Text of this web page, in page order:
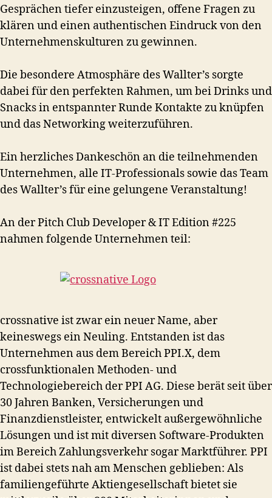
Gesprächen tiefer einzusteigen, offene Fragen zu
klären und einen authentischen Eindruck von den
Unternehmenskulturen zu gewinnen.
Die besondere Atmosphäre des Wallter’s sorgte
dabei für den perfekten Rahmen, um bei Drinks und
Snacks in entspannter Runde Kontakte zu knüpfen
und das Networking weiterzuführen.
Ein herzliches Dankeschön an die teilnehmenden
Unternehmen, alle IT-Professionals sowie das Team
des Wallter’s für eine gelungene Veranstaltung!
An der Pitch Club Developer & IT Edition #225
nahmen folgende Unternehmen teil:
crossnative ist zwar ein neuer Name, aber
keineswegs ein Neuling. Entstanden ist das
Unternehmen aus dem Bereich PPI.X, dem
crossfunktionalen Methoden- und
Technologiebereich der PPI AG. Diese berät seit über
30 Jahren Banken, Versicherungen und
Finanzdienstleister, entwickelt außergewöhnliche
Lösungen und ist mit diversen Software-Produkten
im Bereich Zahlungsverkehr sogar Marktführer. PPI
ist dabei stets nah am Menschen geblieben: Als
familiengeführte Aktiengesellschaft bietet sie